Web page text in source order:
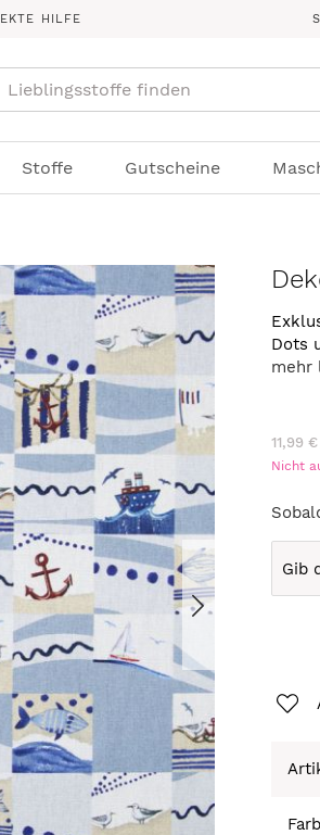
HILFE
Stoffe Gutscheine
Dots
mehr
11,99 €
Nicht